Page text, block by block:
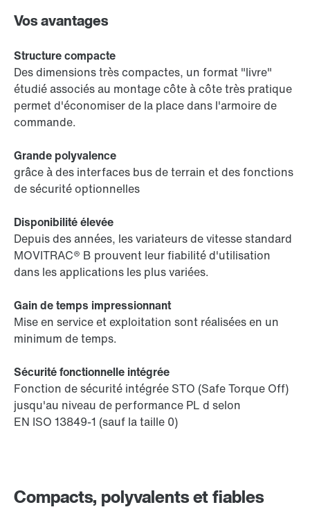
Compacts, polyvalents et fiables
Vos avantages
Structure compacte
Des dimensions très compactes, un format "livre"
étudié associés au montage côte à côte très pratique
permet d'économiser de la place dans l'armoire de
commande.
Grande polyvalence
grâce à des interfaces bus de terrain et des fonctions
de sécurité optionnelles
Disponibilité élevée
Depuis des années, les variateurs de vitesse standard
MOVITRAC® B prouvent leur fiabilité d'utilisation
dans les applications les plus variées.
Gain de temps impressionnant
Mise en service et exploitation sont réalisées en un
minimum de temps.
Sécurité fonctionnelle intégrée
Fonction de sécurité intégrée STO (Safe Torque Off)
jusqu'au niveau de performance PL d selon
EN ISO 13849-1 (sauf la taille 0)